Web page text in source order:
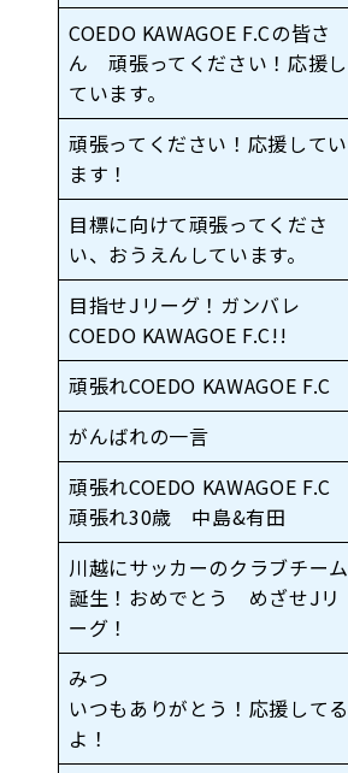
COEDO KAWAGOE F.Cの皆さ
ん 頑張ってください！応援し
ています。
頑張ってください！応援してい
ます！
目標に向けて頑張ってくださ
い、おうえんしています。
目指せJリーグ！ガンバレ
COEDO KAWAGOE F.C!!
頑張れCOEDO KAWAGOE F.C
がんばれの一言
頑張れCOEDO KAWAGOE F.C
頑張れ30歳 中島&有田
川越にサッカーのクラブチーム
誕生！おめでとう めざせJリ
ーグ！
みつ
いつもありがとう！応援してる
よ！